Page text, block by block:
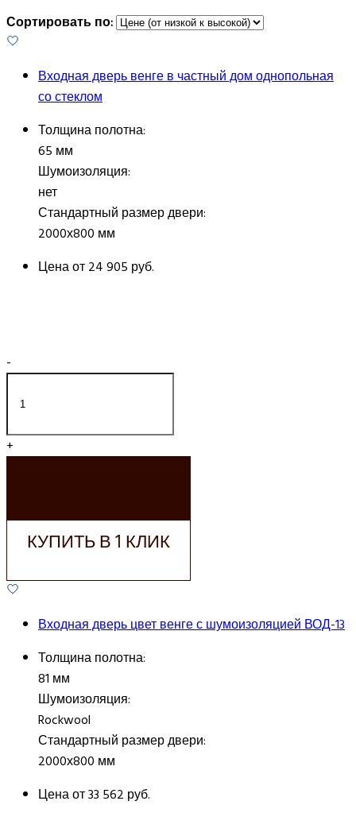
Сортировать по:
Входная дверь венге в частный дом однопольная
со стеклом
Толщина полотна:
65 мм
Шумоизоляция:
нет
Стандартный размер двери:
2000х800 мм
Цена от24 905 руб.
-
+
КУПИТЬ В 1 КЛИК
Входная дверь цвет венге с шумоизоляцией ВОД-13
Толщина полотна:
81 мм
Шумоизоляция:
Rockwool
Стандартный размер двери:
2000х800 мм
Цена от33 562 руб.